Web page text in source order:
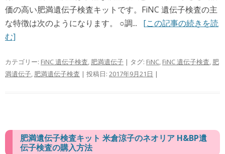
価の高い肥満遺伝子検査キットです。FiNC 遺伝子検査の主
な特徴は次のようになります。 ○調... [この記事の続きを読
む]
カテゴリー: FiNC 遺伝子検査, 肥満遺伝子 | タグ: FiNC, FiNC 遺伝子検査, 肥
満遺伝子, 肥満遺伝子検査 | 投稿日: 2017年9月21日 |
肥満遺伝子検査キット 米倉涼子のネオリア H&BP遺
伝子検査の購入方法